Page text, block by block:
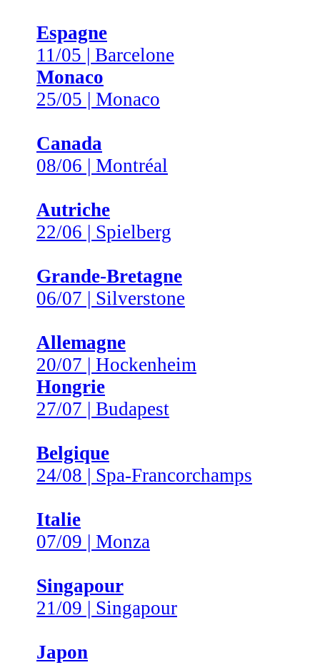
Espagne
11/05 | Barcelone
Monaco
25/05 | Monaco
Canada
08/06 | Montréal
Autriche
22/06 | Spielberg
Grande-Bretagne
06/07 | Silverstone
Allemagne
20/07 | Hockenheim
Hongrie
27/07 | Budapest
Belgique
24/08 | Spa-Francorchamps
Italie
07/09 | Monza
Singapour
21/09 | Singapour
Japon